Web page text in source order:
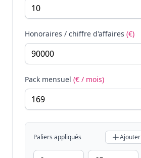
Honoraires / chiffre d'affaires (€)
Pack mensuel (€ / mois)
Paliers appliqués Ajouter